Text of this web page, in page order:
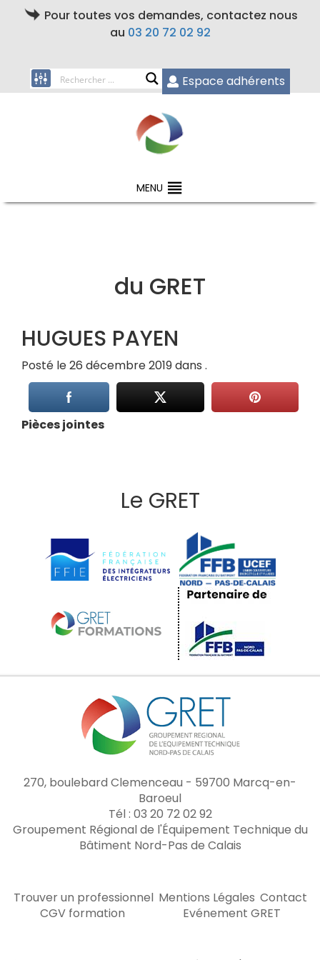
Pour toutes vos demandes, contactez nous
au 03 20 72 02 92
Espace adhérents
MENU
du GRET
HUGUES PAYEN
Posté le 26 décembre 2019 dans .
Pièces jointes
Le GRET
270, boulebard Clemenceau - 59700 Marcq-en-
Baroeul
Tél : 03 20 72 02 92
Groupement Régional de l'Équipement Technique du
Bâtiment Nord-Pas de Calais
Trouver un professionnel Mentions Légales Contact
CGV formation
Evénement GRET